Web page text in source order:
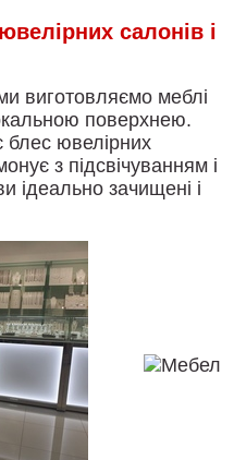
ювелірних салонів і
виготовляємо меблі
поверхнею.
блес ювелірних
з підсвічуванням і
ідеально зачищені і